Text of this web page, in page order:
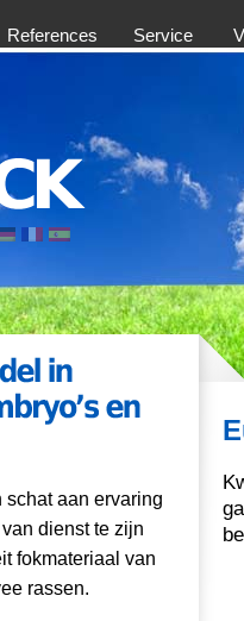
References Service
aan ervaring
dienst te zijn
fokmateriaal van
rassen.